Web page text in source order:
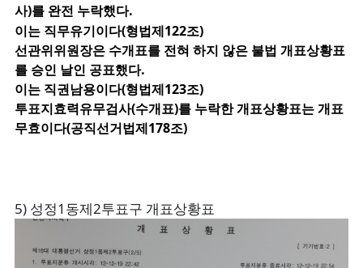
사)를 완전 누락했다.
이는 직무유기이다(형법제122조)
선관위위원장은 수개표를 전혀 하지 않은 불법 개표상황표
를 승인 날인 공표했다.
이는 직권남용이다(형법제123조)
투표지효력유무검사(수개표)를 누락한 개표상황표는 개표
무효이다(공직선거법제178조)
5) 성정1동제2투표구 개표상황표